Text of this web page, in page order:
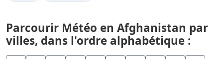
Parcourir Météo en Afghanistan par
villes, dans l'ordre alphabétique :